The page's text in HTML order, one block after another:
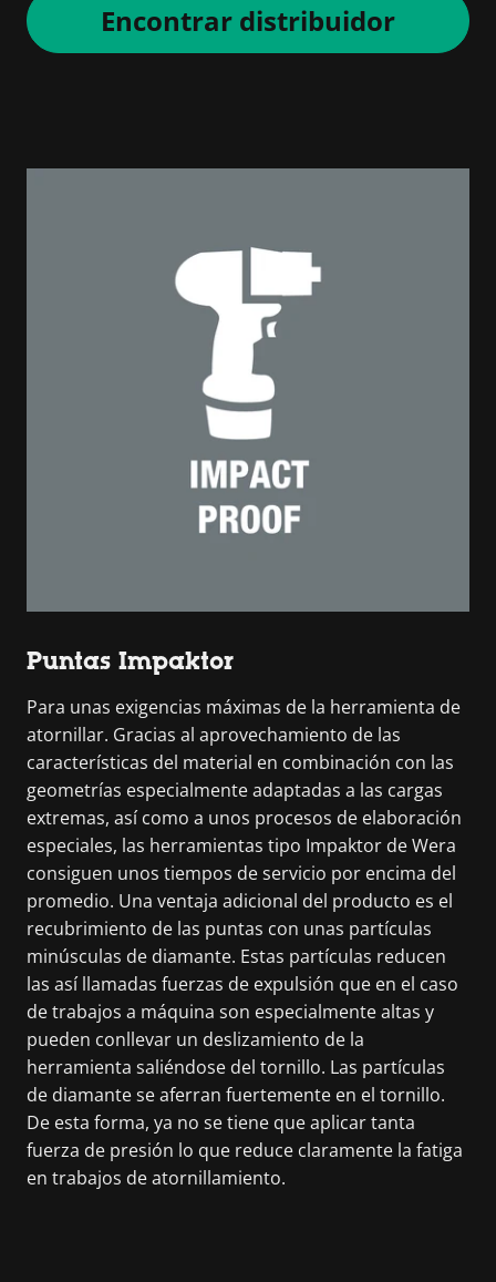
Encontrar distribuidor
Puntas Impaktor
Para unas exigencias máximas de la herramienta de
atornillar. Gracias al aprovechamiento de las
características del material en combinación con las
geometrías especialmente adaptadas a las cargas
extremas, así como a unos procesos de elaboración
especiales, las herramientas tipo Impaktor de Wera
consiguen unos tiempos de servicio por encima del
promedio. Una ventaja adicional del producto es el
recubrimiento de las puntas con unas partículas
minúsculas de diamante. Estas partículas reducen
las así llamadas fuerzas de expulsión que en el caso
de trabajos a máquina son especialmente altas y
pueden conllevar un deslizamiento de la
herramienta saliéndose del tornillo. Las partículas
de diamante se aferran fuertemente en el tornillo.
De esta forma, ya no se tiene que aplicar tanta
fuerza de presión lo que reduce claramente la fatiga
en trabajos de atornillamiento.